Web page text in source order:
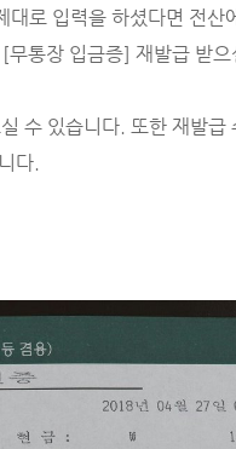
로 입력을 하셨다면 전산
통장 입금증] 재발급 받으
수 있습니다. 또한 재발급
다.